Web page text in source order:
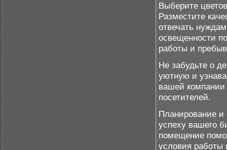
Выберите
Разместите
отвечать
освещенности
работы и
Не забудьте о
уютную и
вашей
посетителей.
Планирование
успеху вашего
помещение
условия